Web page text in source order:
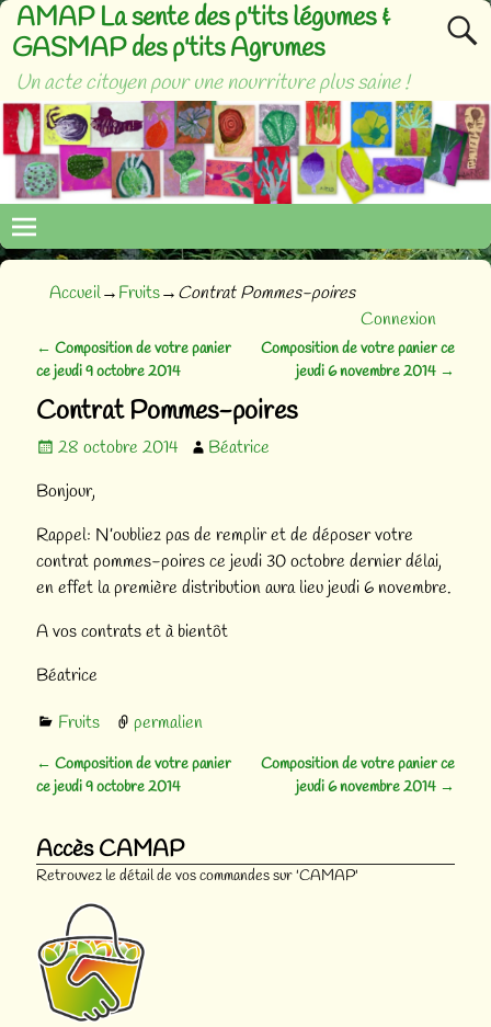
AMAP La sente des p'tits légumes &
GASMAP des p'tits Agrumes
Un acte citoyen pour une nourriture plus saine !
Accueil→Fruits→Contrat Pommes-poires
Connexion
Navigation des articles
← Composition de votre panier
ce jeudi 9 octobre 2014
Composition de votre panier ce
jeudi 6 novembre 2014 →
Contrat Pommes-poires
28 octobre 2014
Béatrice
Bonjour,
Rappel: N’oubliez pas de remplir et de déposer votre
contrat pommes-poires ce jeudi 30 octobre dernier délai,
en effet la première distribution aura lieu jeudi 6 novembre.
A vos contrats et à bientôt
Béatrice
Fruits permalien
Navigation des articles
← Composition de votre panier
ce jeudi 9 octobre 2014
Composition de votre panier ce
jeudi 6 novembre 2014 →
Accès CAMAP
Retrouvez le détail de vos commandes sur 'CAMAP'